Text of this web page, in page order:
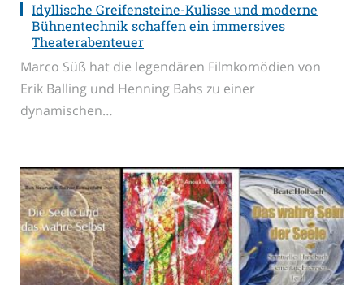
Idyllische Greifensteine-Kulisse und moderne
Bühnentechnik schaffen ein immersives
Theaterabenteuer
Marco Süß hat die legendären Filmkomödien von
Erik Balling und Henning Bahs zu einer
dynamischen…